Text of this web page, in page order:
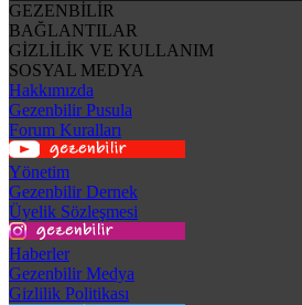
GEZENBİLİR
BAĞLANTILAR
GİZLİLİK VE KULLANIM
SOSYAL MEDYA
Hakkımızda
Gezenbilir Pusula
Forum Kuralları
Yönetim
Gezenbilir Dernek
Üyelik Sözleşmesi
Haberler
Gezenbilir Medya
Gizlilik Politikası